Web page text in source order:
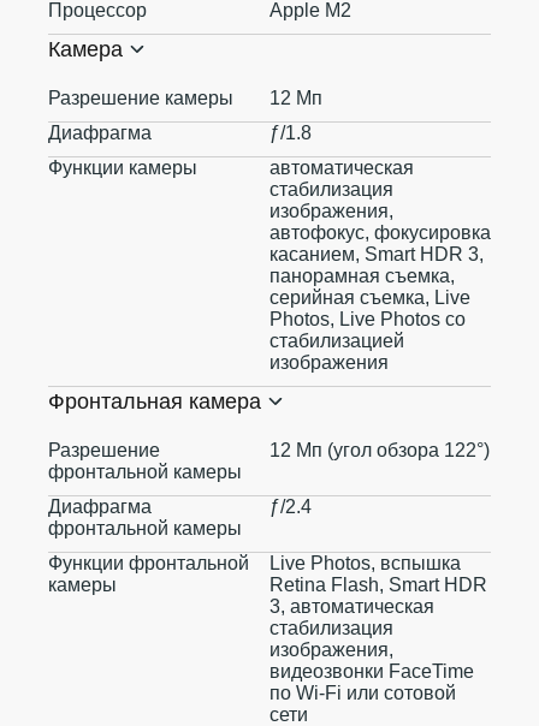
Процессор Apple M2
Камера
Разрешение камеры
12 Мп
Диафрагма
ƒ/1.8
Функции камеры
автоматическая
стабилизация
изображения,
автофокус, фокусировка
касанием, Smart HDR 3,
панорамная съемка,
серийная съемка, Live
Photos, Live Photos со
стабилизацией
изображения
Фронтальная камера
Разрешение
фронтальной камеры
12 Мп (угол обзора 122°)
Диафрагма
фронтальной камеры
ƒ/2.4
Функции фронтальной
камеры
Live Photos, вспышка
Retina Flash, Smart HDR
3, автоматическая
стабилизация
изображения,
видеозвонки FaceTime
по Wi‑Fi или сотовой
сети